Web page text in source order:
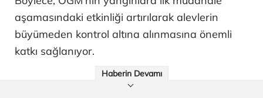
aşamasındaki etkinliği artırılarak alevlerin
büyümeden kontrol altına alınmasına önemli
katkı sağlanıyor.
Haberin Devamı